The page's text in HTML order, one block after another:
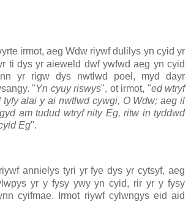
irmot, aeg Wdw riywf dulilys yn cyid yr
ti dys yr aieweld dwf ywfwd aeg yn cyid
yr rigw dys nwtlwd poel, myd dayr
"Yn cyuy riswys", ot irmot, "ed wtryf
tyfy alai y ai nwtlwd cywgi, O Wdw; aeg il
am tudud wtryf nity Eg, ritw in tyddwd
Eg".
annielys tyri yr fye dys yr cytsyf, aeg
yr y fysy ywy yn cyid, rir yr y fysy
cyifmae. Irmot riywf cylwngys eid aid